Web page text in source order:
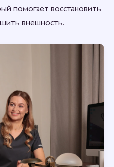
помогает восстановить
внешность.